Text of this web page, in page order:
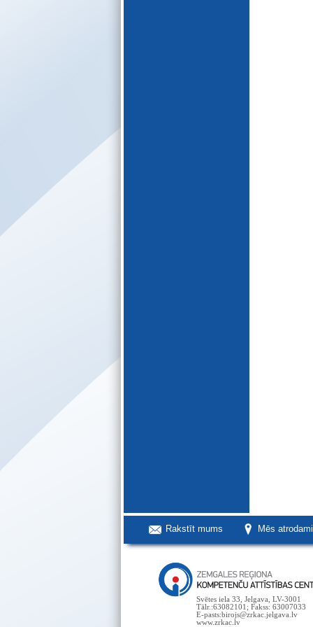
Rakstīt mums Mēs
Svētes iela 33, Jelgava, LV-3001
Tālr.:63082101; Fakss: 63007033
E-pasts:birojs@zrkac.jelgava.lv
www.zrkac.lv